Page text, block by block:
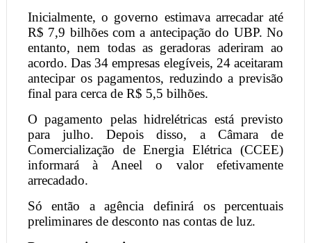
Inicialmente, o governo estimava arrecadar até
R$ 7,9 bilhões com a antecipação do UBP. No
entanto, nem todas as geradoras aderiram ao
acordo. Das 34 empresas elegíveis, 24 aceitaram
antecipar os pagamentos, reduzindo a previsão
final para cerca de R$ 5,5 bilhões.
O pagamento pelas hidrelétricas está previsto
para julho. Depois disso, a Câmara de
Comercialização de Energia Elétrica (CCEE)
informará à Aneel o valor efetivamente
arrecadado.
Só então a agência definirá os percentuais
preliminares de desconto nas contas de luz.